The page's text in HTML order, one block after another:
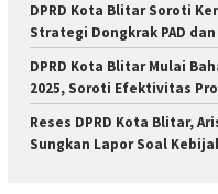
DPRD Kota Blitar Soroti
Strategi Dongkrak PAD
DPRD Kota Blitar Mulai
2025, Soroti Efektivitas
Reses DPRD Kota Blitar,
Sungkan Lapor Soal